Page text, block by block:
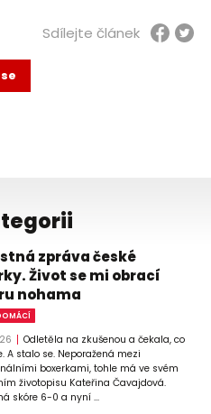
Sdílejte článek
zpráva české
Život se mi obrací
nohama
Odletěla na zkušenou a čekala, co
A stalo se. Neporažená mezi
boxerkami, tohle má ve svém
životopisu Kateřina Čavajdová.
skóre 6-0 a nyní ...